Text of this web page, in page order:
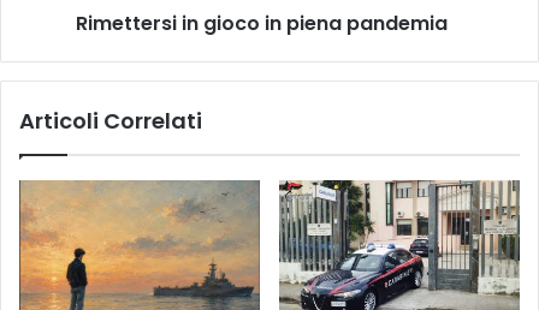
N
I
N
C
E
N
i
i
n
p
i
Rimettersi in gioco in piena pandemia
Articoli Correlati